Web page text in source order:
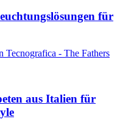
für
aus Italien für